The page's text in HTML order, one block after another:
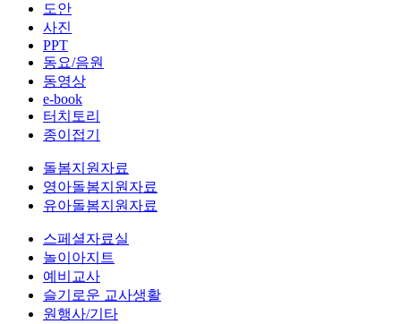
도안
사진
PPT
동요/음원
동영상
e-book
터치토리
종이접기
돌봄지원자료
영아돌봄지원자료
유아돌봄지원자료
스페셜자료실
놀이아지트
예비교사
슬기로운 교사생활
원행사/기타